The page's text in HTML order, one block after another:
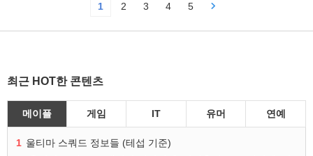
1 2 3 4 5
최근 HOT한 콘텐츠
메이플 게임 IT 유머 연예
1 울티마 스쿼드 정보들 (테섭 기준)